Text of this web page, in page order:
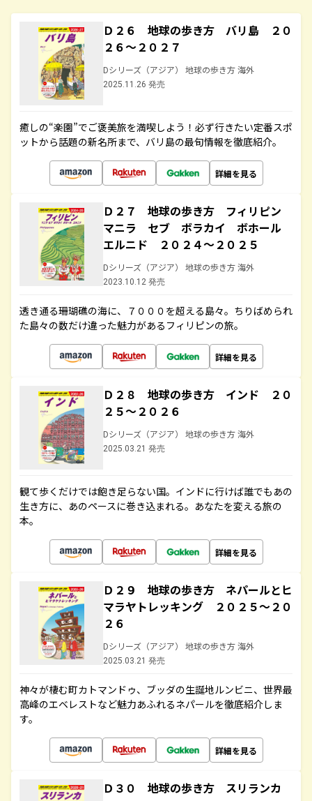
Ｄ２６ 地球の歩き方 バリ島 ２０
２６～２０２７
Dシリーズ（アジア） 地球の歩き方 海外
2025.11.26 発売
癒しの“楽園”でご褒美旅を満喫しよう！必ず行きたい定番スポ
ットから話題の新名所まで、バリ島の最旬情報を徹底紹介。
詳細を見る
Ｄ２７ 地球の歩き方 フィリピン
マニラ セブ ボラカイ ボホール
エルニド ２０２４～２０２５
Dシリーズ（アジア） 地球の歩き方 海外
2023.10.12 発売
透き通る珊瑚礁の海に、７０００を超える島々。ちりばめられ
た島々の数だけ違った魅力があるフィリピンの旅。
詳細を見る
Ｄ２８ 地球の歩き方 インド ２０
２５～２０２６
Dシリーズ（アジア） 地球の歩き方 海外
2025.03.21 発売
観て歩くだけでは飽き足らない国。インドに行けば誰でもあの
生き方に、あのペースに巻き込まれる。あなたを変える旅の
本。
詳細を見る
Ｄ２９ 地球の歩き方 ネパールとヒ
マラヤトレッキング ２０２５～２０
２６
Dシリーズ（アジア） 地球の歩き方 海外
2025.03.21 発売
神々が棲む町カトマンドゥ、ブッダの生誕地ルンビニ、世界最
高峰のエベレストなど魅力あふれるネパールを徹底紹介しま
す。
詳細を見る
Ｄ３０ 地球の歩き方 スリランカ